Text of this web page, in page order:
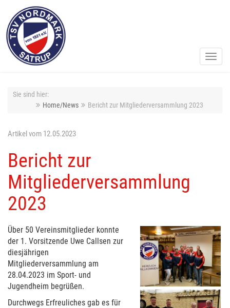
Sie sind hier:
Home/News
Bericht zur Mitgliederversammlung 2023
Artikel vom 12.05.2023
Bericht zur
Mitgliederversammlung
2023
Über 50 Vereinsmitglieder konnte
der 1. Vorsitzende Uwe Callsen zur
diesjährigen
Mitgliederversammlung am
28.04.2023 im Sport- und
Jugendheim begrüßen.
Durchwegs Erfreuliches gab es für